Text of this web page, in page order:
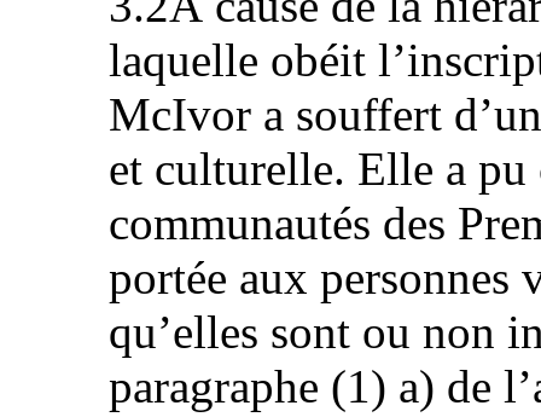
laquelle obéit
McIvor a souffert
et culturelle. Elle a pu
communautés des
portée aux personnes
qu’elles sont ou non
paragraphe (1) a) de